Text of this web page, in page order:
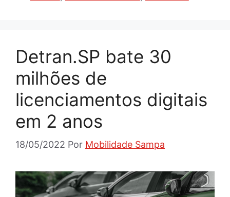
Detran.SP bate 30
milhões de
licenciamentos digitais
em 2 anos
18/05/2022 Por Mobilidade Sampa